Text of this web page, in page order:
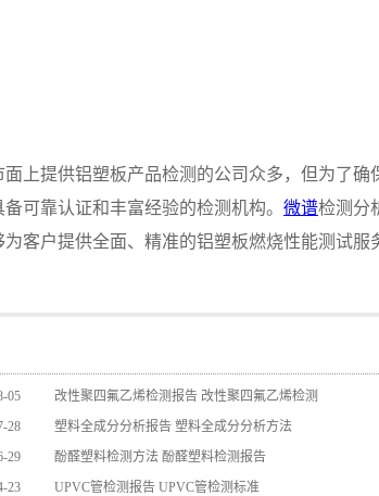
上提供铝塑板产品检测的公司众多，但为了确
可靠认证和丰富经验的检测机构。 微谱检测分
客户提供全面、精准的铝塑板燃烧性能测试服
05 改性聚四氟乙烯检测报告 改性聚四氟乙烯检测
28 塑料全成分分析报告 塑料全成分分析方法
29 酚醛塑料检测方法 酚醛塑料检测报告
23 UPVC管检测报告 UPVC管检测标准